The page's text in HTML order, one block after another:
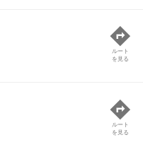
ルート
を見る
ルート
を見る